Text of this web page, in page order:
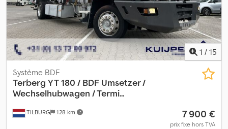
1 / 15
TILBURG 128 km
Système BDF
Terberg YT 180 / BDF Umsetzer /
Wechselhubwagen / Termi...
7 900 €
prix fixe hors TVA